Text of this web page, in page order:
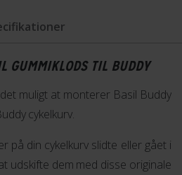
GUMMIKLODS TIL BUDDY
muligt at monterer Basil Buddy
cykelkurv.
på din cykelkurv slidte eller gået i
udskifte dem med disse originale